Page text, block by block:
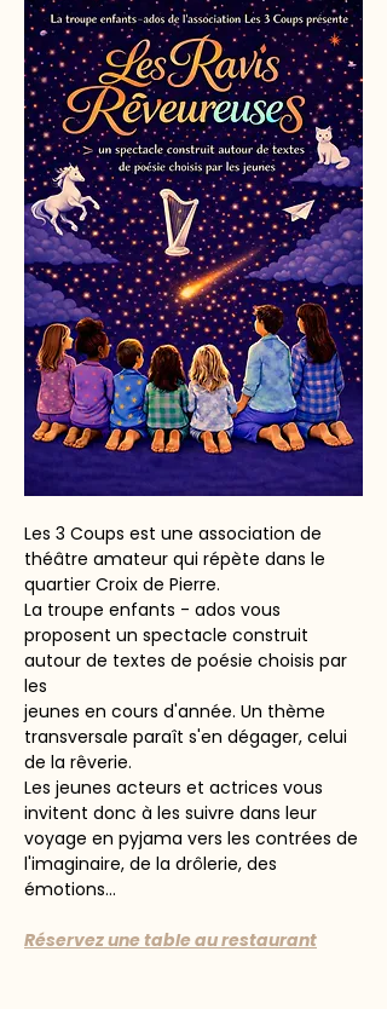
Les 3 Coups est une association de
théâtre amateur qui répète dans le
quartier Croix de Pierre.
La troupe enfants - ados vous
proposent un spectacle construit
autour de textes de poésie choisis par
les
jeunes en cours d'année. Un thème
transversale paraît s'en dégager, celui
de la rêverie.
Les jeunes acteurs et actrices vous
invitent donc à les suivre dans leur
voyage en pyjama vers les contrées de
l'imaginaire, de la drôlerie, des
émotions...
Réservez une table au restaurant